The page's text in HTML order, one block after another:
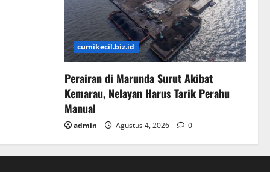
cumikecil.biz.id
Perairan di Marunda Surut Akibat
Kemarau, Nelayan Harus Tarik Perahu
Manual
admin Agustus 4, 2026 0